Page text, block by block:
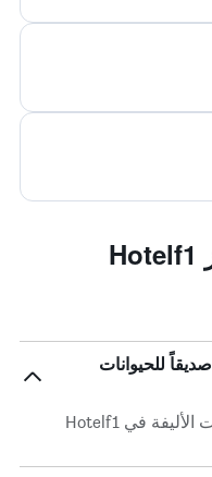
الأسئلة الشائعة عند حجز Hotelf1
هل يعتبر Hotelf1 Narbonne Sud صديقاً للحيوانات
نعم ، يُسمح بالكلاب ولمعظم الحيوانات الأليفة في Hotelf1